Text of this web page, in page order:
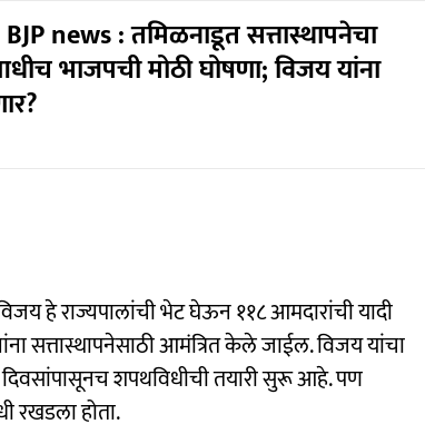
news : तमिळनाडूत सत्तास्थापनेचा
भाजपची मोठी घोषणा; विजय यांना
हे राज्यपालांची भेट घेऊन ११८ आमदारांची यादी
सत्तास्थापनेसाठी आमंत्रित केले जाईल. विजय यांचा
दिवसांपासूनच शपथविधीची तयारी सुरू आहे. पण
रखडला होता.